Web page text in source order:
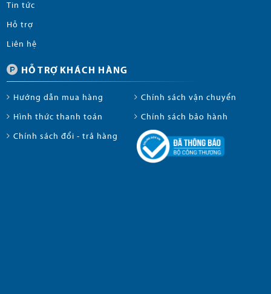
Tin tức
Hỗ trợ
Liên hệ
HỖ TRỢ KHÁCH HÀNG
Hướng dẫn mua hàng Chính sách vận chuyển
Hình thức thanh toán Chính sách bảo hành
Chính sách đổi - trả hàng